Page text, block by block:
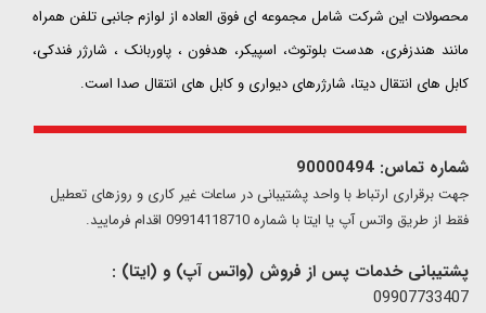
محصولات این شرکت شامل مجموعه ای فوق العاده از لوازم جانبی تلفن همراه
مانند هندزفری، هدست بلوتوث، اسپیکر، هدفون ، پاوربانک ، شارژر فندکی،
کابل های انتقال دیتا، شارژرهای دیواری و کابل های انتقال صدا است.
شماره تماس: 90000494
​​جهت برقراری ارتباط با واحد پشتیبانی در ساعات غیر کاری و روزهای تعطیل
فقط از طریق واتس آپ یا ایتا با شماره 09914118710 اقدام فرمایید.
پشتیبانی خدمات پس از فروش (واتس آپ) و (ایتا) :
09907733407